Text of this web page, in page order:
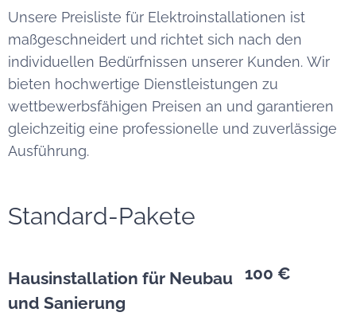
Unsere Preisliste für Elektroinstallationen ist
maßgeschneidert und richtet sich nach den
individuellen Bedürfnissen unserer Kunden. Wir
bieten hochwertige Dienstleistungen zu
wettbewerbsfähigen Preisen an und garantieren
gleichzeitig eine professionelle und zuverlässige
Ausführung.
Standard-Pakete
Hausinstallation für Neubau
und Sanierung
100 €